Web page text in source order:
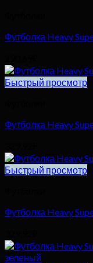
Футболка Heavy
Быстрый просмотр
Футболка Heavy
Быстрый просмотр
Футболка Heavy